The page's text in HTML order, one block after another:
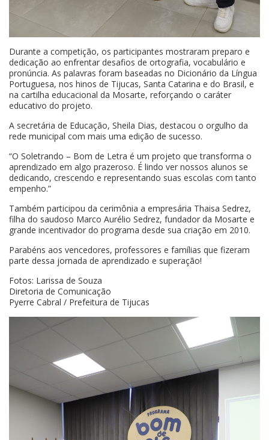
Durante a competição, os participantes mostraram preparo e
dedicação ao enfrentar desafios de ortografia, vocabulário e
pronúncia. As palavras foram baseadas no Dicionário da Língua
Portuguesa, nos hinos de Tijucas, Santa Catarina e do Brasil, e
na cartilha educacional da Mosarte, reforçando o caráter
educativo do projeto.
A secretária de Educação, Sheila Dias, destacou o orgulho da
rede municipal com mais uma edição de sucesso.
“O Soletrando – Bom de Letra é um projeto que transforma o
aprendizado em algo prazeroso. É lindo ver nossos alunos se
dedicando, crescendo e representando suas escolas com tanto
empenho.”
Também participou da cerimônia a empresária Thaisa Sedrez,
filha do saudoso Marco Aurélio Sedrez, fundador da Mosarte e
grande incentivador do programa desde sua criação em 2010.
Parabéns aos vencedores, professores e famílias que fizeram
parte dessa jornada de aprendizado e superação!
Fotos: Larissa de Souza
Diretoria de Comunicação
Pyerre Cabral / Prefeitura de Tijucas